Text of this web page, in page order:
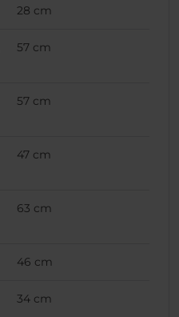
28 cm
57 cm
57 cm
47 cm
63 cm
46 cm
34 cm